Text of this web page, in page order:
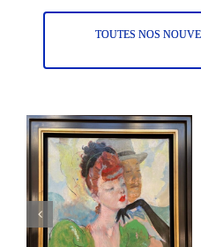
TOUTES NOS
Femme de
Lafugie (1890-